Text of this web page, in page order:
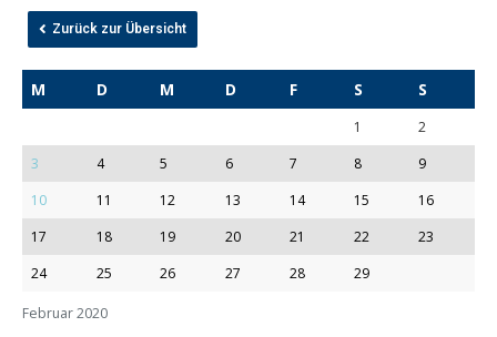
Zurück zur Übersicht
Februar 2020
M D M D F S S
1
2
3
4 5 6 7 8
9
10
11 12 13 14 15
16
17
18 19 20 21 22
23
24
25 26 27 28 29